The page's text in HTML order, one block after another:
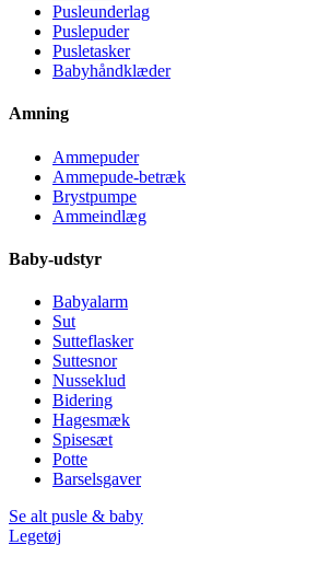
Pusleunderlag
Puslepuder
Pusletasker
Babyhåndklæder
Amning
Ammepuder
Ammepude-betræk
Brystpumpe
Ammeindlæg
Baby-udstyr
Babyalarm
Sut
Sutteflasker
Suttesnor
Nusseklud
Bidering
Hagesmæk
Spisesæt
Potte
Barselsgaver
Se alt pusle & baby
Legetøj